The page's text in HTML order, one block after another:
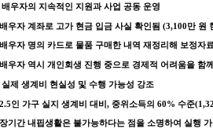
배우자의 지속적인 지원과 사업 공동 운영
우자 계좌로 고가 현금 입금 사실 확인됨 (3,100만 원
우자 명의 카드로 물품 구매한 내역 재정리해 보정자
우자 역시개인회생 진행 중으로 경제적 어려움을 함
실제 생계비 현실성 및 수행 가능성 강조
인 가구 실지 생계비 대비,중위소득의 60% 수준
기간 내핍생활은 불가능하다는 점을 소명하여실행